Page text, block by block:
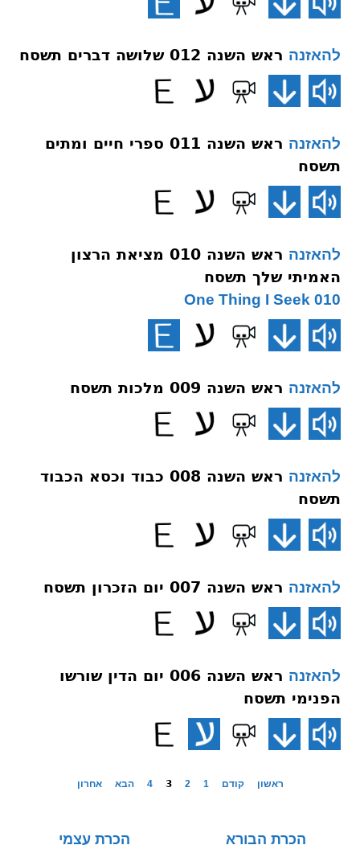
להאזנה ראש השנה 012 שלושה דברים תשסח
להאזנה
ראש השנה 011 ספרי חיים ומתים
תשסח
להאזנה
ראש השנה 010 מציאת הרצון
האמיתי שלך תשסח
010 One Thing I Seek
להאזנה ראש השנה 009 מלכות תשסח
להאזנה
ראש השנה 008 כבוד וכסא הכבוד
תשסח
להאזנה ראש השנה 007 יום הזכרון תשסח
להאזנה
ראש השנה 006 יום הדין שורשו
הפנימי תשסח
ראשון קודם 1
2
3
4 הבא אחרון
הכרת הבורא הכרת עצמי